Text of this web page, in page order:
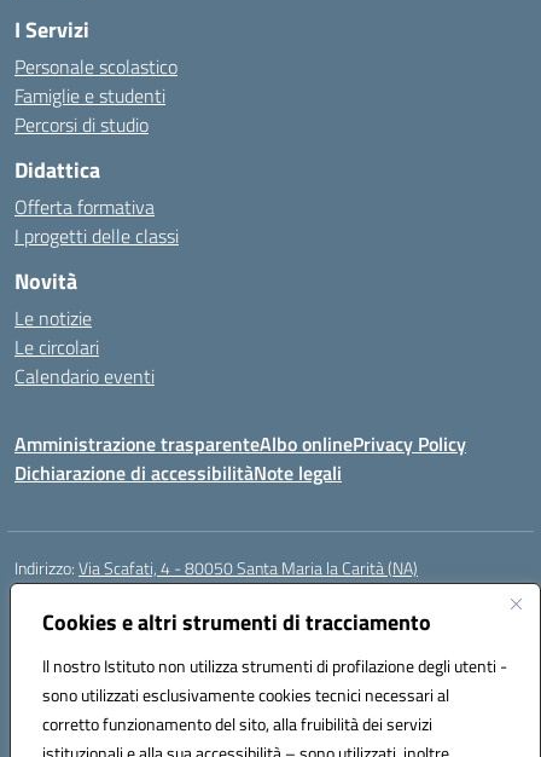
Cookies e altri strumenti di tracciamento
Il nostro Istituto non utilizza strumenti di profilazione degli utenti -
sono utilizzati esclusivamente cookies tecnici necessari al
corretto funzionamento del sito, alla fruibilità dei servizi
I Servizi
Personale scolastico
Famiglie e studenti
Percorsi di studio
Didattica
Offerta formativa
I progetti delle classi
Novità
Le notizie
Le circolari
Calendario eventi
Amministrazione trasparenteAlbo onlinePrivacy Policy
Dichiarazione di accessibilitàNote legali
Indirizzo:Via Scafati, 4 - 80050 Santa Maria la Carità (NA)
Centralino:
Posta elettronica certificata (PEC):NAEE21900T@pec.istruzione.it
Codice fiscale: 90016250632
Codice meccanografico:NAEE21900T
Codice Indice delle Pubbliche Amministrazioni (IPA): istsc_naee21900t
Codice unico di fatturazione (CUF): UFZ0X6